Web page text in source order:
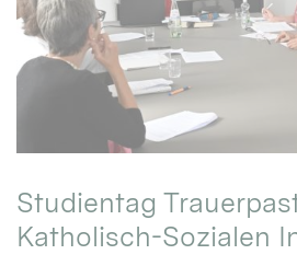
Studientag
Katholisch-Sozialen